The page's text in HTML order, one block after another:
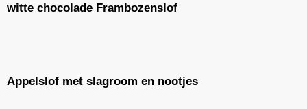
witte chocolade Frambozenslof
Appelslof met slagroom en nootjes